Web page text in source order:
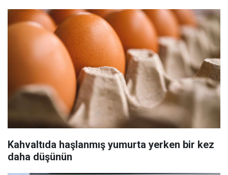
Kahvaltıda haşlanmış yumurta yerken bir kez
daha düşünün